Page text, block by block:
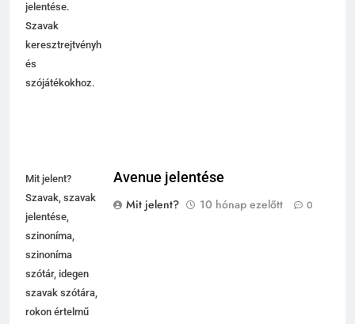
jelentése.
Szavak
keresztrejtvényhez
és
szójátékokhoz.
Mit jelent?
Szavak, szavak
jelentése,
szinoníma,
szinoníma
szótár, idegen
szavak szótára,
rokon értelmű
Avenue jelentése
Mit jelent?
10 hónap ezelőtt 0